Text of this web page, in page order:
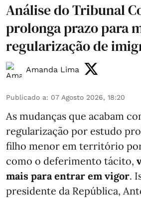
Análise do Tribunal
prolonga prazo para
regularização de
Amanda Lima
Publicado a: 07 Agosto 2026, 18:20
As mudanças que acabam
regularização por estudo
filho menor em território
como o deferimento tácito,
mais para entrar em vigor.
presidente da República,